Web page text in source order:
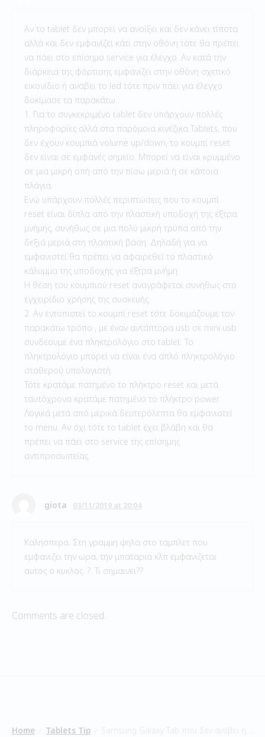
Αν το tablet δεν μπορεί να ανοίξει και δεν κάνει τίποτα
αλλά και δεν εμφανίζει κάτι στην οθόνη τότε θα πρέπει
να πάει στο επίσημο service για έλεγχο. Αν κατά την
διάρκεια της φόρτισης εμφανίζει στην οθόνη σχετικό
εικονίδιο ή ανάβει το led τότε πριν πάει για έλεγχο
δοκίμασε τα παρακάτω :
1. Για το συγκεκριμένο tablet δεν υπάρχουν πολλές
πληροφορίες αλλά στα παρόμοια κινέζικα Tablets, που
δεν έχουν κουμπιά volume up/down, το κουμπί reset
δεν είναι σε εμφανές σημείο. Μπορεί να είναι κρυμμένο
σε μια μικρή οπή από την πίσω μεριά ή σε κάποια
πλάγια.
Ενώ υπάρχουν πολλές περιπτώσεις που το κουμπί
reset είναι δίπλα από την πλαστική υποδοχή της έξτρα
μνήμης, συνήθως σε μια πολύ μικρή τρύπα από την
δεξιά μεριά στη πλαστική βάση. Δηλαδή για να
εμφανιστεί θα πρέπει να αφαιρεθεί το πλαστικό
κάλυμμα της υποδοχής για έξτρα μνήμη.
Η θέση του κουμπιού reset αναγράφεται συνήθως στο
εγχειρίδιο χρήσης της συσκευής.
2. Αν εντοπιστεί το κουμπί reset τότε δοκιμάζουμε τον
παρακάτω τρόπο , με έναν αντάπτορα usb σε mini usb
συνδέουμε ένα πληκτρολόγιο στο tablet. Το
πληκτρολόγιο μπορεί να είναι ένα απλό πληκτρολόγιο
σταθερού υπολογιστή.
Τότε κρατάμε πατημένο το πλήκτρο reset και μετά
ταυτόχρονα κρατάμε πατημένο το πλήκτρο power.
Λογικά μετά από μερικά δευτερόλεπτα θα εμφανιστεί
το menu. Αν όχι τότε το tablet έχει βλάβη και θα
πρέπει να πάει στο service της επίσημης
αντιπροσωπείας.
giota 03/11/2019 at 20:04
Καλησπερα. Στη γραμμη ψηλα στο ταμπλετ που
εμφανιζει την ωρα, την μπαταρια κλπ εμφανιζεται
αυτος ο κυκλος. ?. Τι σημαινει??
Comments are closed.
Home Tablets Tip Samsung Galaxy Tab που δεν ανάβει η οθόνη